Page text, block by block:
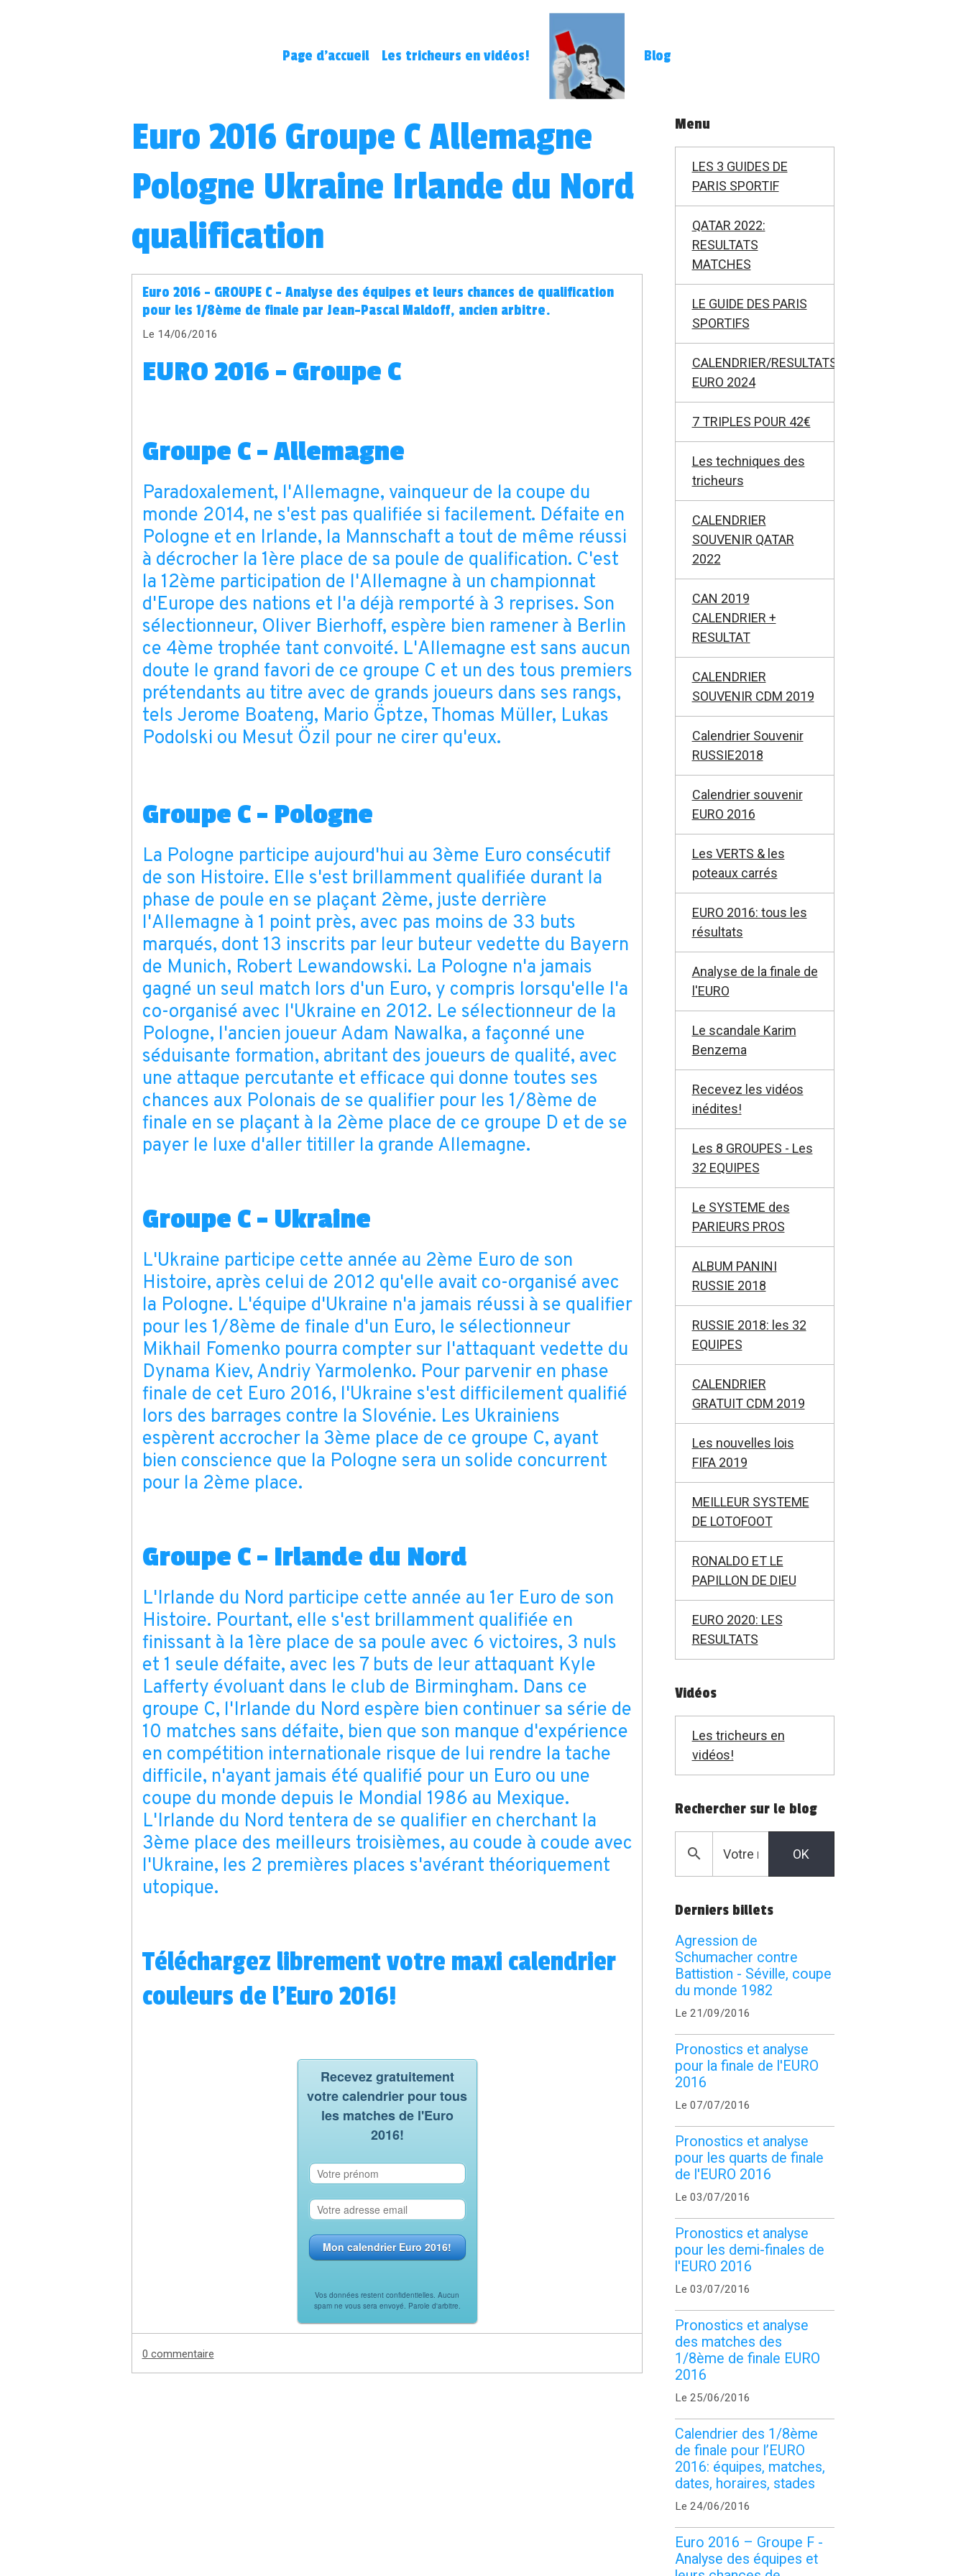
Page d'accueil Les tricheurs en vidéos! Blog
Euro 2016 Groupe C Allemagne
Pologne Ukraine Irlande du Nord
qualification
Euro 2016 – GROUPE C - Analyse des équipes et leurs chances de qualification
pour les 1/8ème de finale par Jean-Pascal Maldoff, ancien arbitre.
Le 14/06/2016
EURO 2016 - Groupe C
Groupe C - Allemagne
Paradoxalement, l'Allemagne, vainqueur de la coupe du
monde 2014, ne s'est pas qualifiée si facilement. Défaite en
Pologne et en Irlande, la Mannschaft a tout de même réussi
à décrocher la 1ère place de sa poule de qualification. C'est
la 12ème participation de l'Allemagne à un championnat
d'Europe des nations et l'a déjà remporté à 3 reprises. Son
sélectionneur, Oliver Bierhoff, espère bien ramener à Berlin
ce 4ème trophée tant convoité. L'Allemagne est sans aucun
doute le grand favori de ce groupe C et un des tous premiers
prétendants au titre avec de grands joueurs dans ses rangs,
tels Jerome Boateng, Mario G¨ptze, Thomas Müller, Lukas
Podolski ou Mesut Özil pour ne cirer qu'eux.
Groupe C - Pologne
La Pologne participe aujourd'hui au 3ème Euro consécutif
de son Histoire. Elle s'est brillamment qualifiée durant la
phase de poule en se plaçant 2ème, juste derrière
l'Allemagne à 1 point près, avec pas moins de 33 buts
marqués, dont 13 inscrits par leur buteur vedette du Bayern
de Munich, Robert Lewandowski. La Pologne n'a jamais
gagné un seul match lors d'un Euro, y compris lorsqu'elle l'a
co-organisé avec l'Ukraine en 2012. Le sélectionneur de la
Pologne, l'ancien joueur Adam Nawalka, a façonné une
séduisante formation, abritant des joueurs de qualité, avec
une attaque percutante et efficace qui donne toutes ses
chances aux Polonais de se qualifier pour les 1/8ème de
finale en se plaçant à la 2ème place de ce groupe D et de se
payer le luxe d'aller titiller la grande Allemagne.
Groupe C - Ukraine
L'Ukraine participe cette année au 2ème Euro de son
Histoire, après celui de 2012 qu'elle avait co-organisé avec
la Pologne. L'équipe d'Ukraine n'a jamais réussi à se qualifier
pour les 1/8ème de finale d'un Euro, le sélectionneur
Mikhail Fomenko pourra compter sur l'attaquant vedette du
Dynama Kiev, Andriy Yarmolenko. Pour parvenir en phase
finale de cet Euro 2016, l'Ukraine s'est difficilement qualifié
lors des barrages contre la Slovénie. Les Ukrainiens
espèrent accrocher la 3ème place de ce groupe C, ayant
bien conscience que la Pologne sera un solide concurrent
pour la 2ème place.
Groupe C - Irlande du Nord
L'Irlande du Nord participe cette année au 1er Euro de son
Histoire. Pourtant, elle s'est brillamment qualifiée en
finissant à la 1ère place de sa poule avec 6 victoires, 3 nuls
et 1 seule défaite, avec les 7 buts de leur attaquant Kyle
Lafferty évoluant dans le club de Birmingham. Dans ce
groupe C, l'Irlande du Nord espère bien continuer sa série de
10 matches sans défaite, bien que son manque d'expérience
en compétition internationale risque de lui rendre la tache
difficile, n'ayant jamais été qualifié pour un Euro ou une
coupe du monde depuis le Mondial 1986 au Mexique.
L'Irlande du Nord tentera de se qualifier en cherchant la
3ème place des meilleurs troisièmes, au coude à coude avec
l'Ukraine, les 2 premières places s'avérant théoriquement
utopique.
Téléchargez librement votre maxi calendrier
couleurs de l'Euro 2016!
Recevez gratuitement
votre calendrier pour tous
les matches de l'Euro
2016!
Vos données restent confidentielles. Aucun
spam ne vous sera envoyé. Parole d'arbitre.
0 commentaire
Menu
LES 3 GUIDES DE
PARIS SPORTIF
QATAR 2022:
RESULTATS
MATCHES
LE GUIDE DES PARIS
SPORTIFS
CALENDRIER/RESULTATS
EURO 2024
7 TRIPLES POUR 42€
Les techniques des
tricheurs
CALENDRIER
SOUVENIR QATAR
2022
CAN 2019
CALENDRIER +
RESULTAT
CALENDRIER
SOUVENIR CDM 2019
Calendrier Souvenir
RUSSIE2018
Calendrier souvenir
EURO 2016
Les VERTS & les
poteaux carrés
EURO 2016: tous les
résultats
Analyse de la finale de
l'EURO
Le scandale Karim
Benzema
Recevez les vidéos
inédites!
Les 8 GROUPES - Les
32 EQUIPES
Le SYSTEME des
PARIEURS PROS
ALBUM PANINI
RUSSIE 2018
RUSSIE 2018: les 32
EQUIPES
CALENDRIER
GRATUIT CDM 2019
Les nouvelles lois
FIFA 2019
MEILLEUR SYSTEME
DE LOTOFOOT
RONALDO ET LE
PAPILLON DE DIEU
EURO 2020: LES
RESULTATS
Vidéos
Les tricheurs en
vidéos!
Rechercher sur le blog
OK
Derniers billets
Agression de
Schumacher contre
Battistion - Séville, coupe
du monde 1982
Le 21/09/2016
Pronostics et analyse
pour la finale de l'EURO
2016
Le 07/07/2016
Pronostics et analyse
pour les quarts de finale
de l'EURO 2016
Le 03/07/2016
Pronostics et analyse
pour les demi-finales de
l'EURO 2016
Le 03/07/2016
Pronostics et analyse
des matches des
1/8ème de finale EURO
2016
Le 25/06/2016
Calendrier des 1/8ème
de finale pour l’EURO
2016: équipes, matches,
dates, horaires, stades
Le 24/06/2016
Euro 2016 – Groupe F -
Analyse des équipes et